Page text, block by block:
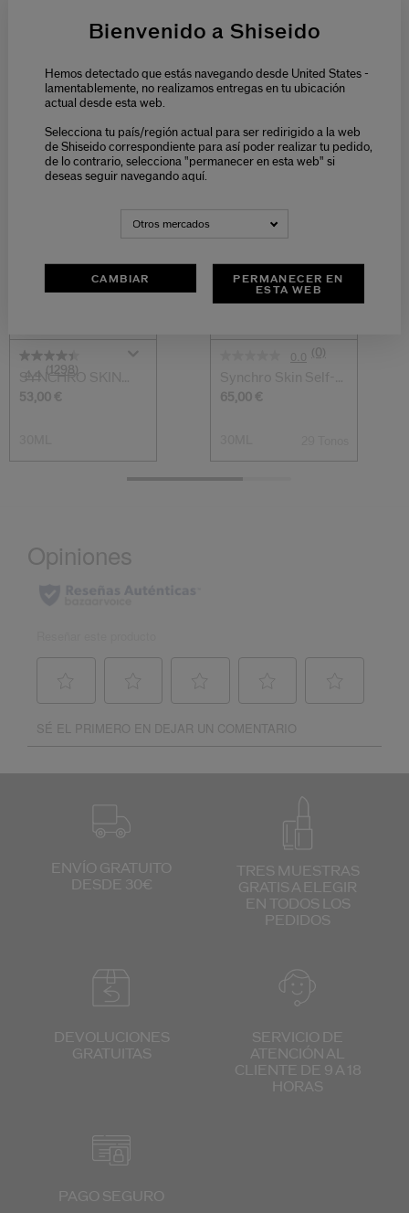
150 ML 180 ML
TU RUTINA DE TRATAMIENTO
PREPARAR
4.4 (1298)
SYNCHRO SKIN
Soft Blurring Pri...
53,00 €
0.0 (0)
Refreshing F...
65,00 €
ENVÍO GRATUITO
DESDE 30€
TRES MUESTRAS
GRATIS A ELEGIR
EN TODOS LOS
PEDIDOS
DEVOLUCIONES
GRATUITAS
SERVICIO DE
ATENCIÓN AL
CLIENTE DE 9 A 18
HORAS
PAGO SEGURO
Bienvenido a Shiseido
Hemos detectado que estás navegando desde United States -
lamentablemente, no realizamos entregas en tu ubicación
actual desde esta web.
Selecciona tu país/región actual para ser redirigido a la web
de Shiseido correspondiente para así poder realizar tu pedido,
de lo contrario, selecciona "permanecer en esta web" si
deseas seguir navegando aquí.
Otros mercados
CAMBIAR
PERMANECER EN
ESTA WEB